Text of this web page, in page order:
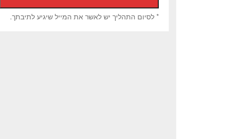
* לסיום התהליך יש לאשר את המייל שיגיע לתיבתך.